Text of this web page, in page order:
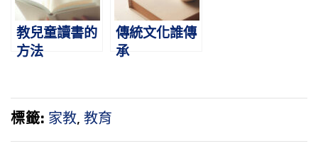
教兒童讀書的
方法
傳統文化誰傳
承
標籤: 家教, 教育